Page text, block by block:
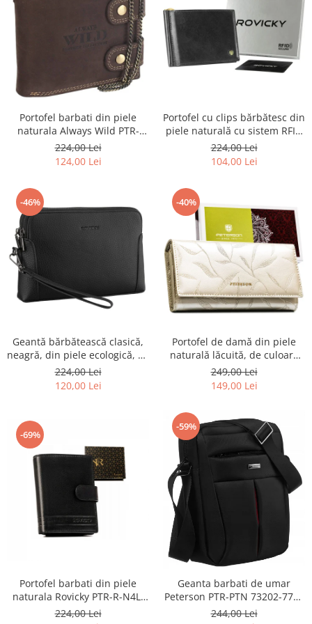
Portofel barbati din piele
naturala Always Wild PTR-
2900-BIC
224,00 Lei
124,00 Lei
Portofel cu clips bărbătesc din
piele naturală cu sistem RFID
- Rovicky PTR-N1908-RVT-9799
BLACK
224,00 Lei
104,00 Lei
-46%
Geantă bărbătească clasică,
neagră, din piele ecologică, cu
fermoar - Rovicky PTR-R-SDR-
01-1631 BLACK
224,00 Lei
120,00 Lei
-40%
Portofel de damă din piele
naturală lăcuită, de culoare
bej, cu închidere cu capsă -
Peterson
249,00 Lei
149,00 Lei
-69%
Portofel barbati din piele
naturala Rovicky PTR-R-N4L-
GAT-8922 B+B
224,00 Lei
-59%
Geanta barbati de umar
Peterson PTR-PTN 73202-7738
BL
244,00 Lei